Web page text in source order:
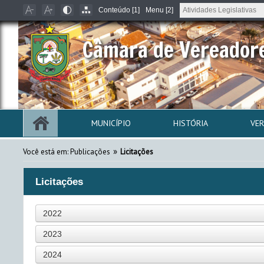
Conteúdo [1] Menu [2]
Câmara de
MUNICÍPIO HISTÓRIA
Você está em:Publicações » Licitações
Licitações
2022
2023
2024